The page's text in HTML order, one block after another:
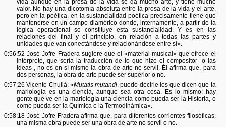
vida aunque en la prosa de la vida se da mucho arte, y tiene mucho
valor. No hay una dicotomía absoluta entre la prosa de la vida y el arte,
pero en la poética, en la sustancialidad poética precisamente tiene que
mantenerse en un campo diamérico donde, internamente, a partir de la
lógica operacional se constituye esta sustancialidad. Y es en las
relaciones del final y el principio, en relación a todas las partes y
unidades que van conectándose y relacionándose entre sí».
0:56:52 José Jofre Fradera sugiere que el «material musical» que ofrece el
intérprete, que sería la traducción de lo que hizo el compositor -o las
ideas-, no es en sí mismo la obra de arte no servil. Él afirma que, para
dos personas, la obra de arte puede ser superior o no.
0:57:26 Vicente Chuliá: «Mutatis mutandi, puedo decirle los que dicen que la
mariología es una ciencia, aunque sea otra cosa. Es lo mismo: hay
gente que ve en la mariología una ciencia como pueda ser la Historia, o
como pueda ser la Química o la Termodinámica».
0:58:18 José Jofre Fradera afirma que, para diferentes corrientes filosóficas,
una misma obra puede ser una obra de arte no servil o no.